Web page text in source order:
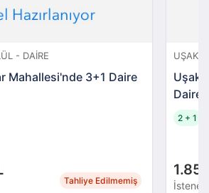
- DAIRE
Mahallesi'nde 3+1 Daire
Tahliye Edilmemiş
UŞAK /
Uşak
Daire
2 + 1